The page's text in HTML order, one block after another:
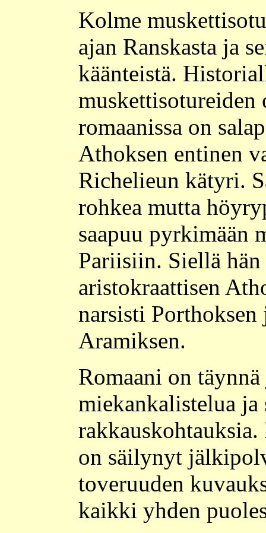
Kolme
ajan Ranskasta ja
käänteistä.
muskettisotureiden
romaanissa on
Athoksen entinen
Richelieun kätyri.
rohkea mutta
saapuu pyrkimään
Pariisiin. Siellä
aristokraattisen
narsisti
Aramiksen.
Romaani on
miekankalistelua ja
on säilynyt
toveruuden
kaikki yhden